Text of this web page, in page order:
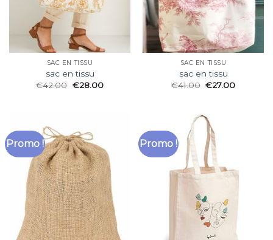
SAC EN TISSU
sac en tissu
€42.00 €28.00
SAC EN TISSU
sac en tissu
€41.00 €27.00
Promo ! Promo !